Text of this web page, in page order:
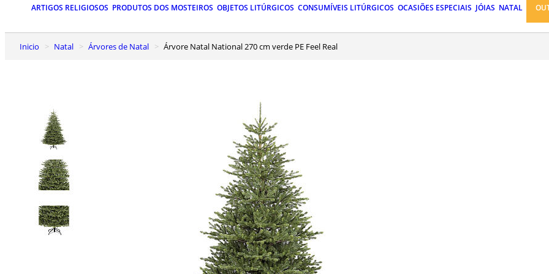
ARTIGOS RELIGIOSOS PRODUTOS DOS MOSTEIROS OBJETOS LITÚRGICOS CONSUMÍVEIS LITÚRGICOS OCASIÕES ESPECIAIS JÓIAS NATAL
Inicio Natal Árvores de Natal Árvore Natal National 270 cm verde PE Feel Real